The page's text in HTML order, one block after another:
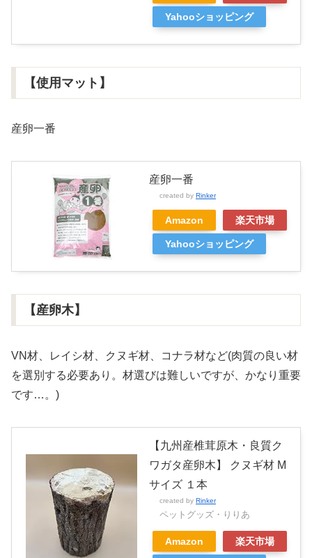
Yahooショッピング
【使用マット】
産卵一番
産卵一番
created by Rinker
Amazon 楽天市場
Yahooショッピング
【産卵木】
VN材、レイシ材、クヌギ材、コナラ材など(肉質の良い材
を選別する必要あり。材選びは難しいですが、かなり重要
です…。)
【九州産椎茸原木・良質ク
ワガタ産卵木】 クヌギ材 M
サイズ １本
created by Rinker
ペットグッズ・りりあ
Amazon 楽天市場